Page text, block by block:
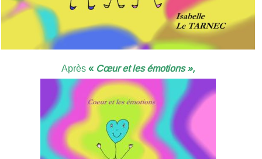
Après« Cœur et les émotions »,